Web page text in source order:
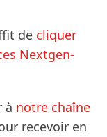
de cliquer
Nextgen-
à notre chaîne
recevoir en